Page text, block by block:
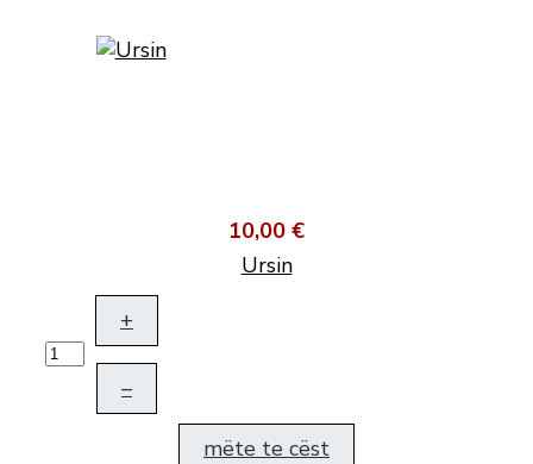
10,00 €
Ursin
+
–
mëte te cëst